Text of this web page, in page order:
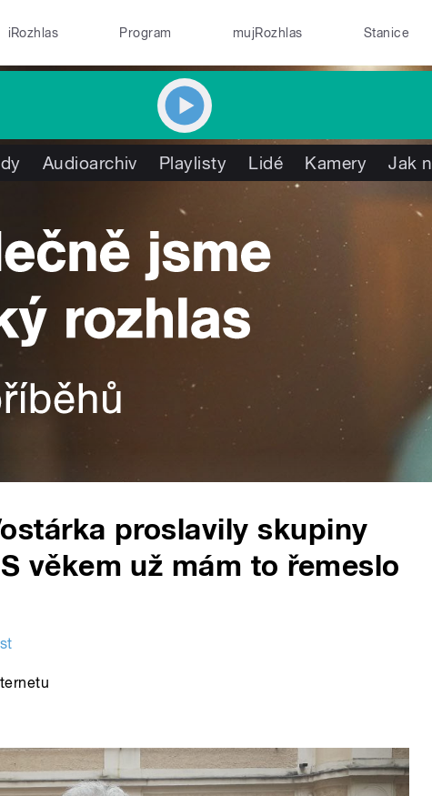
iRozhlas Program mujRozhlas Stanice
Audioarchiv Playlisty Lidé Kamery Jak
proslavily skupiny
věkem už mám to řemeslo